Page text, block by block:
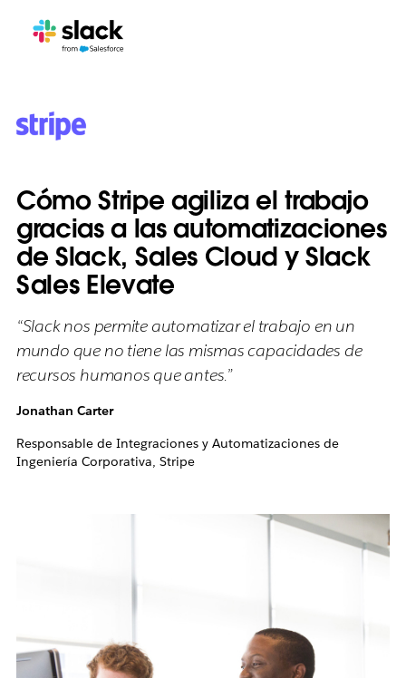
Cómo Stripe agiliza el trabajo
gracias a las automatizaciones
de Slack, Sales Cloud y Slack
Sales Elevate
“Slack nos permite automatizar el trabajo en un
mundo que no tiene las mismas capacidades de
recursos humanos que antes.”
Jonathan Carter
Responsable de Integraciones y Automatizaciones de
Ingeniería Corporativa, Stripe